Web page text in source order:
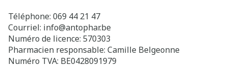
Téléphone: 069 44 21 47
Courriel: info@antophar.be
Numéro de licence: 570303
Pharmacien responsable: Camille Belgeonne
Numéro TVA: BE0428091979